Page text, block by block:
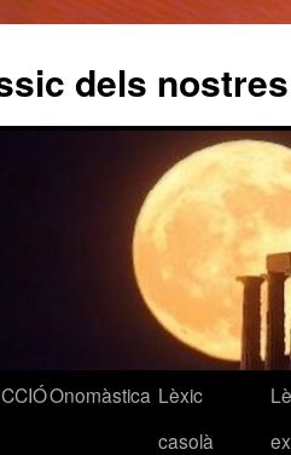
dels
Onomàstica Lèxic
casolà